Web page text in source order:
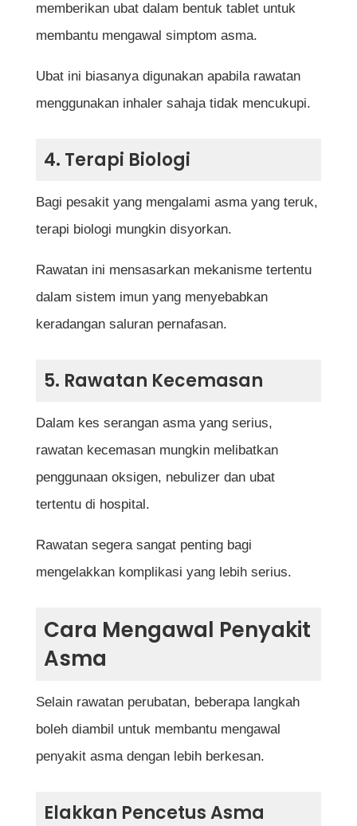
memberikan ubat dalam bentuk tablet untuk
membantu mengawal simptom asma.
Ubat ini biasanya digunakan apabila rawatan
menggunakan inhaler sahaja tidak mencukupi.
4. Terapi Biologi
Bagi pesakit yang mengalami asma yang teruk,
terapi biologi mungkin disyorkan.
Rawatan ini mensasarkan mekanisme tertentu
dalam sistem imun yang menyebabkan
keradangan saluran pernafasan.
5. Rawatan Kecemasan
Dalam kes serangan asma yang serius,
rawatan kecemasan mungkin melibatkan
penggunaan oksigen, nebulizer dan ubat
tertentu di hospital.
Rawatan segera sangat penting bagi
mengelakkan komplikasi yang lebih serius.
Cara Mengawal Penyakit
Asma
Selain rawatan perubatan, beberapa langkah
boleh diambil untuk membantu mengawal
penyakit asma dengan lebih berkesan.
Elakkan Pencetus Asma